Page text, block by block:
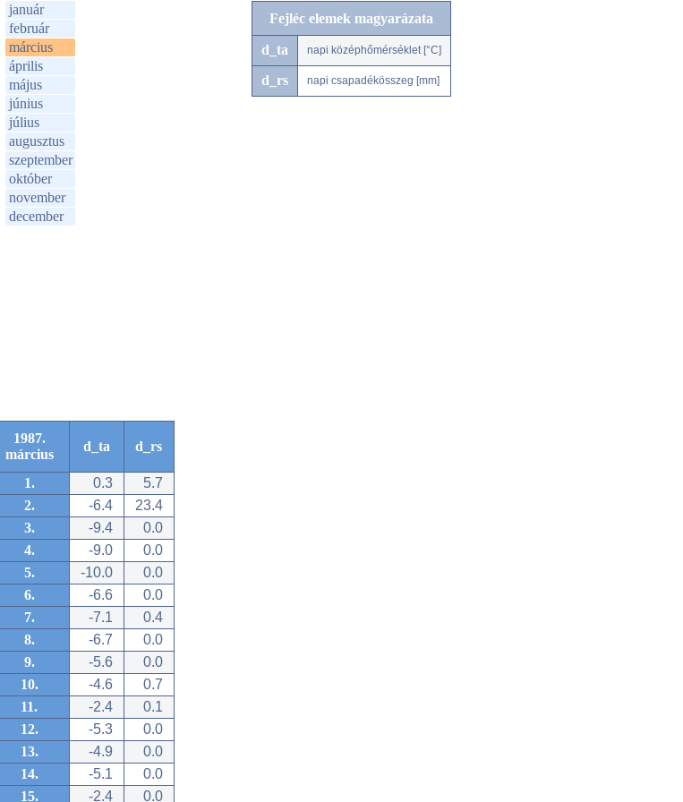
január
február
március
április
május
június
július
augusztus
szeptember
október
november
december
Fejléc elemek magyarázata
d_ta napi középhőmérséklet [°C]
d_rs napi csapadékösszeg [mm]
1987.
március
d_ta d_rs
1. 0.3
5.7
2.
-6.4
23.4
3.
-9.4
0.0
4.
-9.0
0.0
5.
-10.0
0.0
6.
-6.6
0.0
7.
-7.1
0.4
8.
-6.7
0.0
9.
-5.6
0.0
10.
-4.6
0.7
11.
-2.4
0.1
12.
-5.3
0.0
13.
-4.9
0.0
14.
-5.1
0.0
15.
-2.4 0.0